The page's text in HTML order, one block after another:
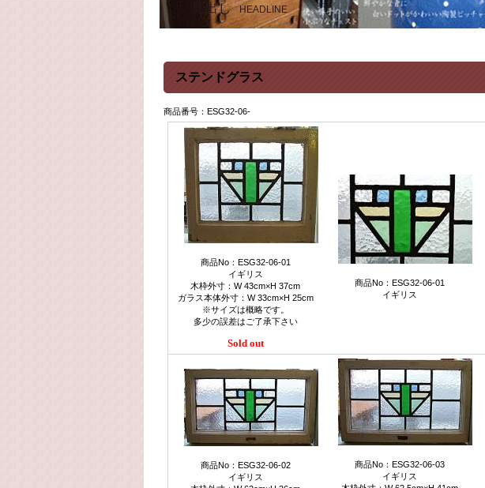
見出し HEADLINE
ステンドグラス
商品番号：ESG32-06-
商品No：ESG32-06-01
イギリス
木枠外寸：W 43cm×H 37cm
ガラス本体外寸：W 33cm×H 25cm
※サイズは概略です。
多少の誤差はご了承下さい
Sold out
商品No：ESG32-06-01
イギリス
商品No：ESG32-06-02
イギリス
商品No：ESG32-06-03
イギリス